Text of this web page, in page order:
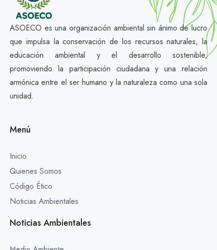
ASOECO es una organización ambiental sin ánimo de lucro
que impulsa la conservación de los recursos naturales, la
educación ambiental y el desarrollo sostenible,
promoviendo la participación ciudadana y una relación
armónica entre el ser humano y la naturaleza como una sola
unidad.
Menú
Inicio
Quienes Somos
Código Ético
Noticias Ambientales
Noticias Ambientales